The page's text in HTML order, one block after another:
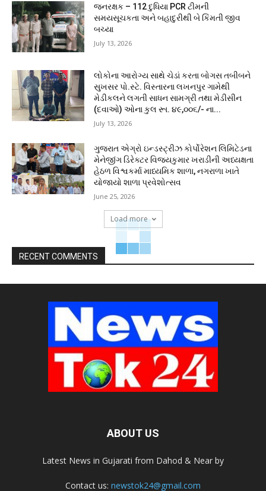
જનરક્ષક – 112 દુધિયા PCR ટીમની
સમયસૂચકતા અને બહાદુરીથી બે કિંમતી જીવ
બચ્યા
July 13, 2026
લોકોના આરોગ્ય સાથે ચેડાં કરતા બોગસ તબીબને
સુખસર પો.સ્ટે. વિસ્તારના લખનપુર ગામેથી
મેડીકલને લગતી સાધન સામગ્રી તથા મેડીસીન
(દવાઓ) ઓના કુલ રૂા. ૪૯,૦૦૬/- ના...
July 13, 2026
ગુજરાત એગ્રો ઇન્ડસ્ટ્રીઝ કોર્પોરેશન લિમિટેડના
મેનેજીંગ ડિરેક્ટર વિજયકુમાર ખરાડીની અધ્યક્ષતા
હેઠળ વિશ્વકર્મા માધ્યમિક શાળા, નગરાળા ખાતે
યોજાયો શાળા પ્રવેશોત્સવ
June 25, 2026
Load more
RECENT COMMENTS
ABOUT US
Latest News in Gujarati from Dahod & Near by
Contact us: newstok24@gmail.com